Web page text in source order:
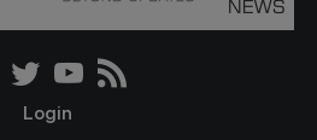
Login